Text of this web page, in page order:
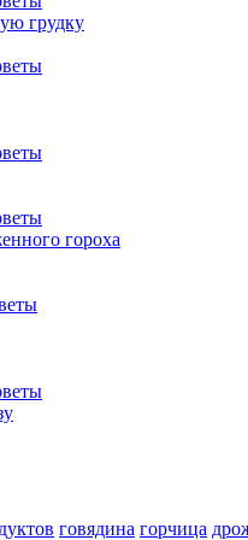
грудку
гороха
говядина горчица